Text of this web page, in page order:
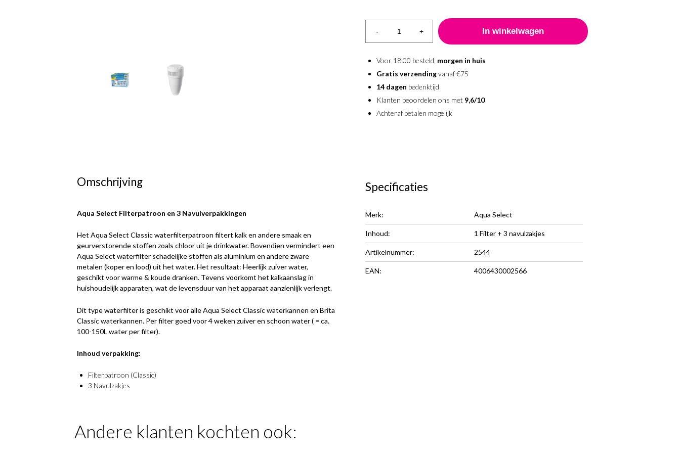
1 - 3
4 - 7
9,50
9,25
- +
Voor 18:00 besteld, morgen in huis
Gratis verzendingvanaf €75
14 dagen bedenktijd
Klanten beoordelen ons met 9,6/10
Achteraf betalen mogelijk
Omschrijving
Aqua Select Filterpatroon en 3 Navulverpakkingen
Het Aqua Select Classic waterfilterpatroon filtert kalk en andere smaak en
geurverstorende stoffen zoals chloor uit je drinkwater. Bovendien vermindert een
Aqua Select waterfilter schadelijke stoffen als aluminium en andere zware
metalen (koper en lood) uit het water. Het resultaat: Heerlijk zuiver water,
geschikt voor warme & koude dranken. Tevens voorkomt het kalkaanslag in
huishoudelijk apparaten, wat de levensduur van het apparaat aanzienlijk verlengt.
Dit type waterfilter is geschikt voor alle Aqua Select Classic waterkannen en Brita
Classic waterkannen. Per filter goed voor 4 weken zuiver en schoon water ( = ca.
100-150L water per filter).
Inhoud verpakking:
Filterpatroon (Classic)
3 Navulzakjes
Specificaties
Merk: Aqua Select
Inhoud: 1 Filter + 3 navulzakjes
Artikelnummer: 2544
EAN: 4006430002566
Andere klanten kochten ook: